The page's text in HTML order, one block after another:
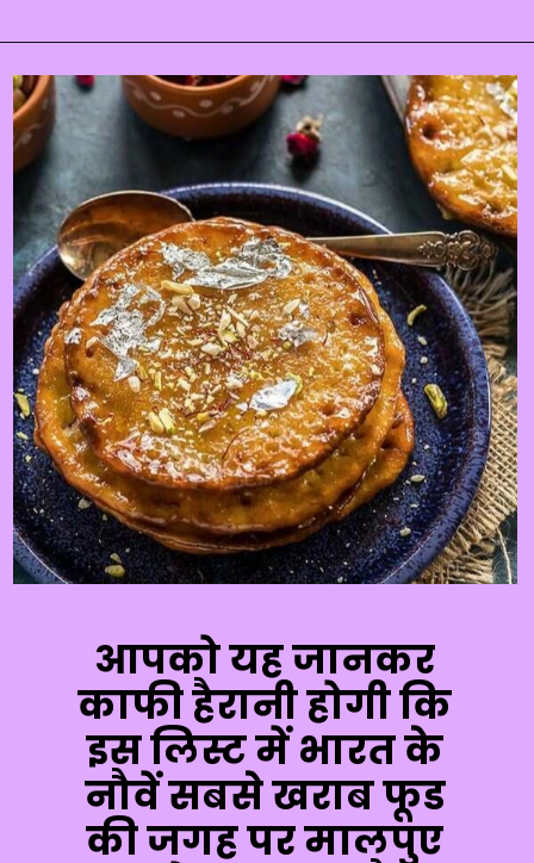
आपको यह जानकर
काफी हैरानी होगी कि
इस लिस्ट में भारत के
नौवें सबसे खराब फूड
की जगह पर मालपुए